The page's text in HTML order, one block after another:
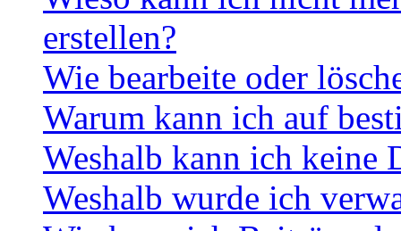
erstellen?
Wie bearbeite oder
Warum kann ich auf
Weshalb kann ich keine
Weshalb wurde ich